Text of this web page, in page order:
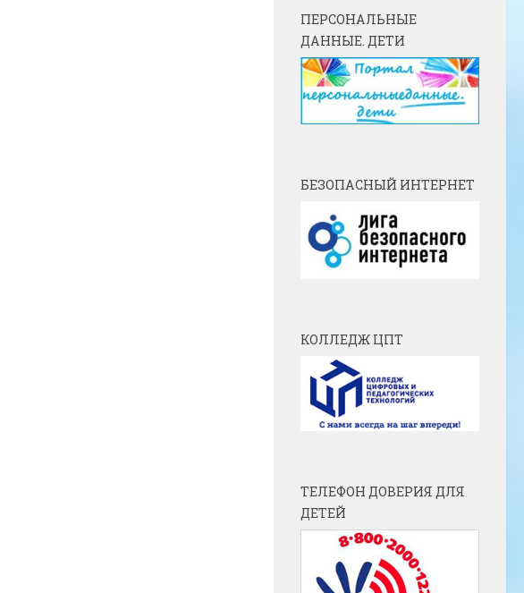
ПЕРСОНАЛЬНЫЕ
ДАННЫЕ. ДЕТИ
БЕЗОПАСНЫЙ ИНТЕРНЕТ
КОЛЛЕДЖ ЦПТ
ТЕЛЕФОН ДОВЕРИЯ ДЛЯ
ДЕТЕЙ